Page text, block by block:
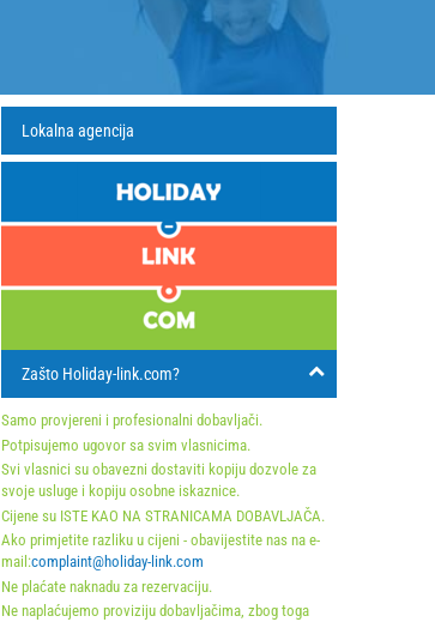
Lokalna agencija
Zašto Holiday-link.com?
Samo provjereni i profesionalni dobavljači.
Potpisujemo ugovor sa svim vlasnicima.
Svi vlasnici su obavezni dostaviti kopiju dozvole za
svoje usluge i kopiju osobne iskaznice.
Cijene su ISTE KAO NA STRANICAMA DOBAVLJAČA.
Ako primjetite razliku u cijeni - obavijestite nas na e-
mail:complaint@holiday-link.com
Ne plaćate naknadu za rezervaciju.
Ne naplaćujemo proviziju dobavljačima, zbog toga